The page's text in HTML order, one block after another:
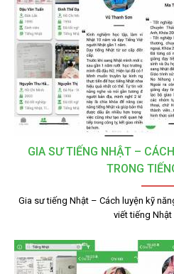
GIA SƯ TIẾNG NHẬT –
TRONG
Gia sư tiếng Nhật – Cách luyện kỹ
viết tiếng Nhật